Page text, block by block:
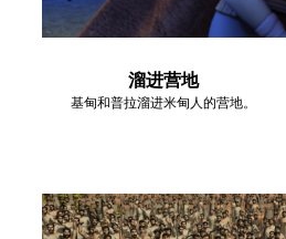
溜进营地
基甸和普拉溜进米甸人的营地。